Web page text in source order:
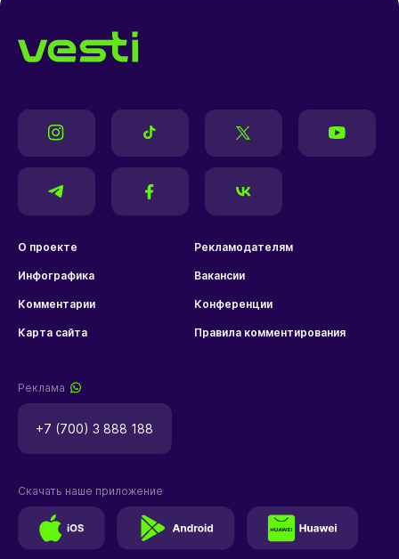
О проекте Рекламодателям
Инфографика Вакансии
Комментарии Конференции
Карта сайта Правила комментирования
Реклама
+7 (700) 3 888 188
Скачать наше приложение